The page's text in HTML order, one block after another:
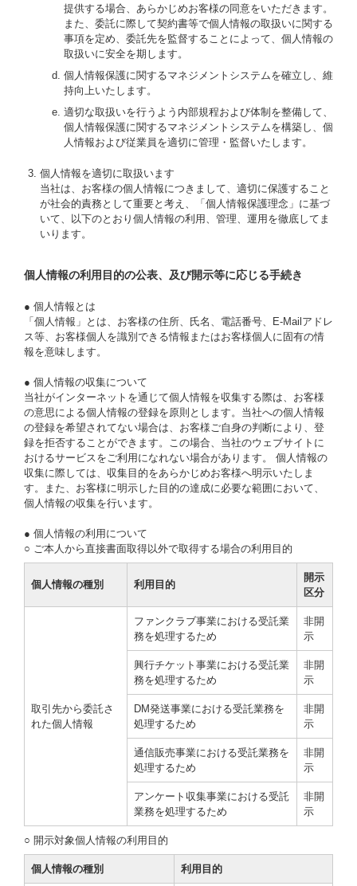
提供する場合、あらかじめお客様の同意をいただきます。
また、委託に際して契約書等で個人情報の取扱いに関する
事項を定め、委託先を監督することによって、個人情報の
取扱いに安全を期します。
個人情報保護に関するマネジメントシステムを確立し、維
持向上いたします。
適切な取扱いを行うよう内部規程および体制を整備して、
個人情報保護に関するマネジメントシステムを構築し、個
人情報および従業員を適切に管理・監督いたします。
個人情報を適切に取扱います
当社は、お客様の個人情報につきまして、適切に保護すること
が社会的責務として重要と考え、「個人情報保護理念」に基づ
いて、以下のとおり個人情報の利用、管理、運用を徹底してま
いります。
個人情報の利用目的の公表、及び開示等に応じる手続き
● 個人情報とは
「個人情報」とは、お客様の住所、氏名、電話番号、E-Mailアドレ
ス等、お客様個人を識別できる情報またはお客様個人に固有の情
報を意味します。
● 個人情報の収集について
当社がインターネットを通じて個人情報を収集する際は、お客様
の意思による個人情報の登録を原則とします。当社への個人情報
の登録を希望されてない場合は、お客様ご自身の判断により、登
録を拒否することができます。この場合、当社のウェブサイトに
おけるサービスをご利用になれない場合があります。 個人情報の
収集に際しては、収集目的をあらかじめお客様へ明示いたしま
す。また、お客様に明示した目的の達成に必要な範囲において、
個人情報の収集を行います。
● 個人情報の利用について
○ ご本人から直接書面取得以外で取得する場合の利用目的
個人情報の種別 利用目的
開示
区分
取引先から委託さ
れた個人情報
ファンクラブ事業における受託業
務を処理するため
非開
示
興行チケット事業における受託業
務を処理するため
非開
示
DM発送事業における受託業務を
処理するため
非開
示
通信販売事業における受託業務を
処理するため
非開
示
アンケート収集事業における受託
業務を処理するため
非開
示
○ 開示対象個人情報の利用目的
個人情報の種別 利用目的